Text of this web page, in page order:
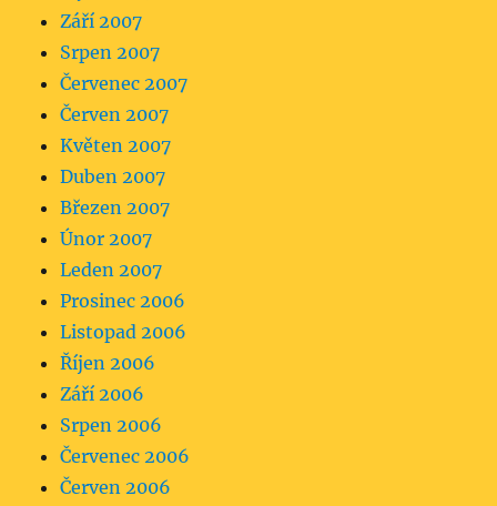
Září 2007
Srpen 2007
Červenec 2007
Červen 2007
Květen 2007
Duben 2007
Březen 2007
Únor 2007
Leden 2007
Prosinec 2006
Listopad 2006
Říjen 2006
Září 2006
Srpen 2006
Červenec 2006
Červen 2006